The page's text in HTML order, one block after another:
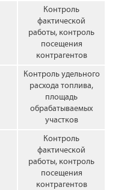
Контроль
фактической
работы, контроль
посещения
контрагентов
Контроль удельного
расхода топлива,
площадь
обрабатываемых
участков
Контроль
фактической
работы, контроль
посещения
контрагентов